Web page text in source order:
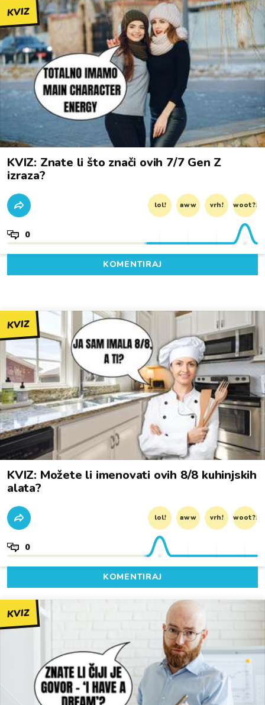
KVIZ
KVIZ: Znate li što znači ovih 7/7 Gen Z
izraza?
lol! aww vrh! woot?!
0
KOMENTIRAJ
KVIZ
KVIZ: Možete li imenovati ovih 8/8 kuhinjskih
alata?
lol! aww vrh! woot?!
0
KOMENTIRAJ
KVIZ